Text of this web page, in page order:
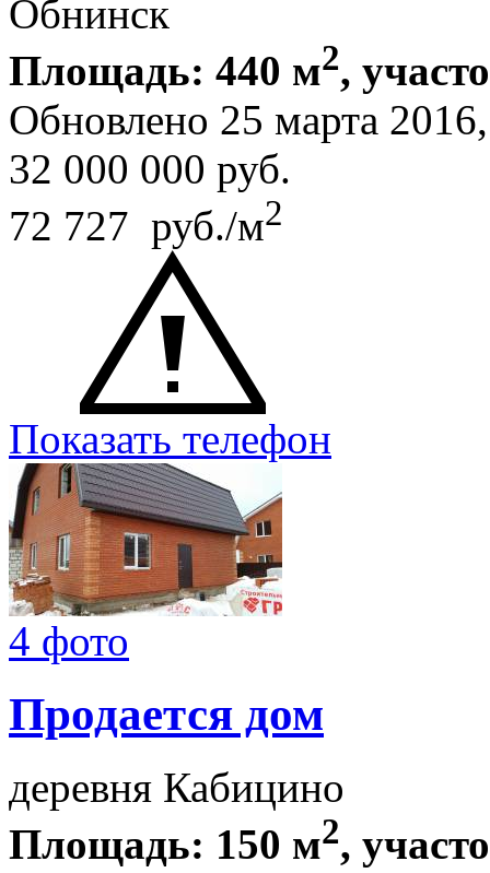
Обнинск
Площадь: 440 м2,
Обновлено 25 марта
32 000 000 руб.
72 727 руб./м2
Показать телефон
4 фото
Продается дом
деревня Кабицино
Площадь: 150 м2,